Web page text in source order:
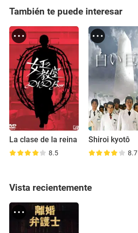
También te puede interesar
La clase de la reina
8.5
Shiroi kyotô
8.7
Vista recientemente